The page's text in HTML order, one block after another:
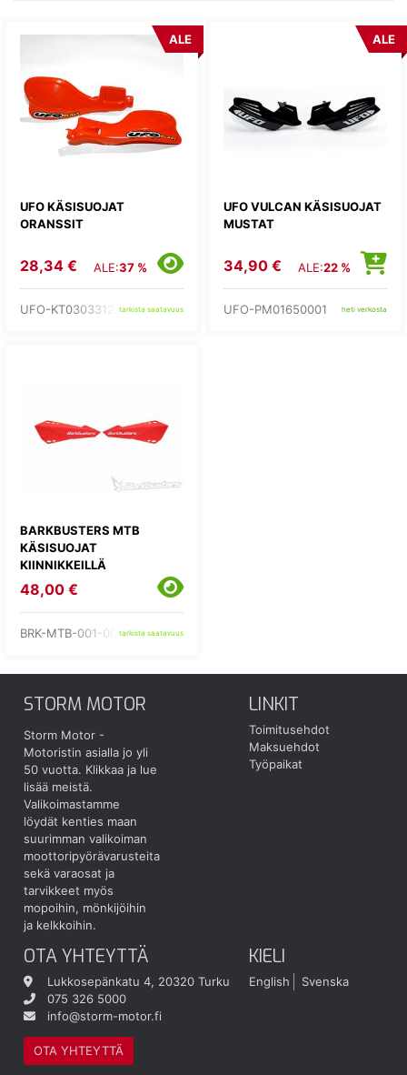
UFO KÄSISUOJAT
ORANSSIT
ALE
28,34 € ALE:37 %
UFO-KT03033127tarkista saatavuus
UFO VULCAN KÄSISUOJAT
MUSTAT
ALE
34,90 € ALE:22 %
UFO-PM01650001 heti verkosta
BARKBUSTERS MTB
KÄSISUOJAT
KIINNIKKEILLÄ
48,00 €
BRK-MTB-001-00-RDtarkista saatavuus
STORM MOTOR
Storm Motor -
Motoristin asialla jo yli
50 vuotta. Klikkaa ja lue
lisää meistä.
Valikoimastamme
löydät kenties maan
suurimman valikoiman
moottoripyörävarusteita
sekä varaosat ja
tarvikkeet myös
mopoihin, mönkijöihin
ja kelkkoihin.
LINKIT
Toimitusehdot
Maksuehdot
Työpaikat
OTA YHTEYTTÄ
Lukkosepänkatu 4, 20320 Turku
075 326 5000
info@storm-motor.fi
OTA YHTEYTTÄ
KIELI
English Svenska